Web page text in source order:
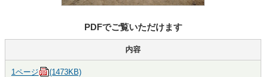
PDFでご覧いただけます
内容
1ページ (1473KB)